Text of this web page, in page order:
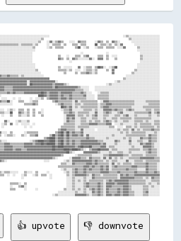
░░▒▒  ░░░░    ░░  ░░      ░░  ░░░░▒▒  ▒▒▓▓▓▓▓▓▒▒▓▓▓▓▒▒▓▓▒▒▒▒▒▒▒▒▒▒░░░░░░  ▒▒▒▒▒▒▒▒░░░░░░░░░░░░░░░░░░░░░░░░░░░░░░░░░░░░
  ▒▒▓▓▓▓░░▓▓░░░░▒▒▒▒░░▒▒▓▓▓▓▒▒▒▒▒▒▒▒▓▓██▒▒▒▒▒▒▒▒▓▓░░▒▒▒▒░░▓▓▓▓▓▓▒▒▒▒░░          ▓▓▒▒▒▒██░░    ▒▒▒▒    ░░▒▒▒▒          ▒▒▓▓▒▒▒▒▒▒▒▒▒▒░░▓▓░░▒▒▒▒▒▒▒▒▒▒▒▒  ░░▓▓▓▓▒▒▒▒▒▒▒▒▒▒▒▒▒▒▒▒▒▒░░░░░░░░▒▒▒▒▒▒▒▒▒▒
  ▓▓▓▓▓▓░░▓▓░░░░░░▒▒▒▒▒▒▒▒▓▓▒▒▒▒▒▒▓▓▒▒▓▓▓▓▒▒▒▒▓▓▒▒▓▓▒▒░░▒▒░░▓▓▓▓▒▒              ░░░░░░░░░░        ▒▒▒▒▒▒▓▓▒▒            ░░▒▒▓▓▒▒▒▒▒▒░░▒▒▒▒░░▒▒▒▒▒▒▒▒▒▒░░▒▒▒▒▓▓▓▓▒▒▒▒▒▒▒▒▒▒▒▒▒▒▒▒░░░░░░░░░░▒▒▒▒▒▒▒▒
  ▓▓▓▓▓▓░░▓▓░░░░░░░░▒▒▒▒▓▓▒▒▒▒▓▓▒▒░░▒▒░░▒▒▓▓▒▒▓▓▒▒▒▒▓▓▒▒▒▒░░▒▒▓▓                                                            ██▓▓▒▒▓▓░░▒▒░░▒▒▒▒▒▒▒▒▒▒▒▒░░▒▒▓▓▓▓▒▒▒▒▒▒▒▒▒▒▒▒▒▒▒▒░░░░░░░░▒▒▒▒▒▒▒▒▒▒▒▒
  ▓▓▓▓▓▓░░▒▒░░░░▒▒░░▒▒▓▓▒▒▒▒▒▒░░░░░░▓▓░░░░▒▒▒▒▒▒▓▓▒▒▒▒▒▒░░░░░░              ░░░░░░░░  ░░▒▒░░  ▒▒▒▒  ▒▒  ▒▒    ░░            ░░▒▒▒▒▓▓░░░░░░░░▒▒▒▒▒▒░░▒▒░░░░▓▓▓▓▓▓▒▒▓▓▒▒▒▒░░▒▒▓▓▒▒░░░░░░░░▒▒▒▒░░▒▒▒▒
  ▓▓▓▓▓▓▒▒▓▓▓▓▒▒▓▓▒▒▓▓▒▒▒▒▒▒▓▓▓▓▒▒░░▒▒░░▒▒▓▓▒▒▒▒▒▒▓▓▒▒▒▒░░░░░░              ▒▒▓▓▒▒▒▒░░░░██    ▓▓▒▒░░▒▒  ▒▒  ▒▒░░              ▒▒▒▒▓▓▒▒░░▒▒▒▒▒▒▒▒░░░░▓▓░░░░▒▒▓▓▒▒░░░░▒▒▓▓░░░░░░░░▒▒▒▒▒▒▒▒▒▒▓▓░░▒▒▓▓
░░░░░░░░░░▓▓▒▒░░▓▓▒▒▒▒▒▒▓▓▒▒░░░░▒▒▒▒░░▒▒░░░░▒▒▒▒▒▒▒▒▓▓░░░░▒▒                ░░░░  ░░    ▒▒    ▒▒░░░░▒▒  ▒▒    ▒▒              ░░▓▓▓▓▓▓░░▒▒▒▒░░▒▒░░▒▒▓▓░░░░▒▒▒▒░░░░▒▒▒▒░░▒▒▓▓░░░░▒▒░░░░░░░░▒▒░░░░▒▒
▒▒▒▒▒▒▒▒▓▓▓▓▓▓▒▒▒▒▒▒▒▒▒▒▒▒  ▒▒▓▓▓▓▒▒▒▒░░▒▒▒▒▒▒▒▒▒▒▒▒▒▒▓▓████                                                                  ░░▓▓▒▒▓▓░░░░▒▒▒▒░░░░▒▒▒▒░░░░▒▒░░░░▒▒▒▒░░▒▒▒▒▒▒▒▒░░▒▒▒▒▒▒▒▒▒▒▒▒░░░░░░
▒▒▒▒▒▒▒▒▒▒▓▓░░▒▒▒▒▒▒▒▒▒▒░░░░░░████░░▒▒  ████▒▒▓▓░░▒▒▒▒▒▒▒▒▓▓░░                      ▓▓░░    ░░▒▒░░░░▒▒                        ░░▓▓▒▒▒▒░░░░▒▒▒▒░░▒▒░░▒▒▒▒░░▒▒▓▓▒▒░░▒▒░░░░▒▒▒▒░░░░▒▒▒▒▒▒░░▒▒░░░░▒▒▒▒
▒▒▒▒▒▒▓▓▓▓▒▒▒▒▒▒▒▒▒▒▓▓░░░░░░▒▒▒▒░░░░░░▒▒░░▓▓▓▓░░░░▓▓▒▒▒▒▒▒▒▒▒▒                    ░░▒▒  ▓▓  ░░  ░░░░░░  ░░                    ▒▒▒▒▒▒▒▒░░░░▒▒▒▒▒▒▓▓▓▓▓▓▒▒▒▒▒▒▓▓▓▓  ░░░░▒▒░░░░░░░░▒▒░░▒▒▒▒▒▒▒▒░░▒▒▒▒
▓▓▒▒▓▓▓▓▒▒▒▒▒▒▒▒▒▒▒▒▒▒░░░░░░▒▒▒▒░░░░░░▒▒▒▒▒▒░░░░░░▒▒▒▒▒▒▒▒▒▒▒▒░░                  ░░              ░░  ░░                    ▒▒▒▒▒▒▒▒▒▒░░▒▒▒▒▒▒▒▒░░░░░░░░░░░░░░▒▒▒▒  ░░░░  ▒▒▒▒░░▒▒░░▒▒▒▒▒▒▒▒▒▒░░▒▒
▒▒▒▒▓▓▒▒▒▒▒▒▒▒▒▒▒▒▓▓▒▒░░░░░░▒▒░░░░░░░░▒▒░░░░░░░░░░░░▓▓▒▒▒▒▒▒▒▒▒▒░░                                                        ▒▒▓▓▓▓▒▒▒▒▒▒░░░░▓▓░░░░░░░░  ░░░░░░░░░░░░░░▒▒░░▒▒▒▒░░▓▓░░▒▒░░▒▒▒▒▒▒▓▓▒▒▒▒
░░▓▓▓▓▒▒▒▒▒▒▒▒▒▒▒▒▓▓░░░░░░▓▓░░░░░░░░░░▒▒░░░░░░░░░░░░▒▒▒▒▒▒▒▒▒▒▒▒▒▒▒▒            ▓▓░░░░  ▒▒        ░░▒▒▒▒▒▒▒▒            ▒▒▓▓██▒▒██▒▒▓▓▒▒▒▒▓▓░░░░░░░░░░░░░░░░░░░░░░░░░░▒▒░░▒▒░░▒▒▒▒▒▒▒▒▒▒░░░░░░▒▒░░
▒▒██▓▓▒▒▒▒▒▒▒▒▒▒▒▒▓▓▒▒░░░░▓▓▒▒▒▒▒▒▒▒▓▓██▒▒▓▓░░░░░░▒▒▒▒▒▒▒▒▒▒▒▒▒▒▒▒▓▓██          ▒▒  ░░▒▒▒▒░░    ▒▒░░  ▒▒▒▒▓▓        ▒▒██▒▒▓▓██▒▒██▒▒▓▓▓▓▒▒▓▓░░▓▓░░░░░░░░░░░░░░░░▒▒░░░░░░░░▒▒▒▒▒▒▒▒▒▒▒▒▒▒░░▓▓▒▒▒▒░░
▒▒▓▓████▒▒▒▒▒▒▒▒▒▒▓▓▓▓▒▒░░▒▒▓▓▒▒▒▒▓▓▒▒▓▓░░░░░░▒▒░░▒▒▒▒▒▒▒▒▒▒▒▒▒▒▒▒░░                                            ▒▒▓▓████▒▒▓▓▓▓▒▒▓▓▒▒▒▒▒▒▒▒▒▒▒▒▓▓▒▒▒▒░░░░░░░░▒▒░░░░░░░░░░▒▒░░▒▒░░░░░░▓▓▒▒▒▒▓▓▒▒▒▒░░
▒▒▓▓████▒▒▒▒▒▒▒▒▒▒▒▒▓▓░░░░░░▒▒▓▓▒▒▓▓▓▓░░░░▒▒░░▒▒▒▒▒▒▒▒▒▒▒▒▒▒▒▒░░      ░░▒▒▓▓▓▓▒▒▒▒░░░░                ░░▒▒▓▓████▓▓▓▓████▒▒▓▓██▒▒▓▓▒▒▓▓▒▒▒▒▓▓▓▓▓▓▓▓▓▓▓▓▒▒▒▒░░░░░░░░▓▓▒▒░░░░░░▓▓░░░░▒▒▒▒░░░░▓▓▒▒▒▒░░
▒▒██████▒▒▒▒▒▒▒▒▒▒▒▒▒▒░░░░░░░░▒▒▓▓▒▒░░▒▒░░░░░░░░▓▓▒▒▒▒▒▒▒▒░░▒▒▒▒▒▒▒▒▓▓██▓▓▓▓▓▓▒▒▒▒▒▒▓▓▓▓▒▒▒▒▒▒▒▒▒▒▓▓▓▓▓▓▒▒▓▓▓▓██▓▓██████▒▒▓▓██▒▒▓▓▒▒▓▓▒▒▒▒▓▓▓▓▓▓▓▓▓▓▓▓▓▓▒▒▓▓░░░░░░▒▒░░░░░░░░▒▒░░░░░░▓▓▒▒▓▓▓▓▒▒░░░░
▒▒▓▓██▓▓▒▒▒▒▒▒▒▒▒▒▒▒▒▒░░░░░░░░░░▒▒░░░░░░░░░░░░░░▓▓▒▒▒▒▒▒▒▒▒▒▒▒▒▒▒▒▒▒████▒▒▒▒▒▒▒▒▒▒▒▒▓▓▓▓▓▓▒▒▒▒▒▒▒▒▓▓▓▓▓▓▓▓▓▓▓▓▓▓▓▓▓▓▓▓██▓▓████▓▓▓▓▓▓▓▓▒▒▓▓██▓▓▓▓██▒▒▒▒▒▒▓▓▓▓░░▒▒▒▒░░░░░░░░░░░░▒▒░░░░░░▓▓▓▓▓▓▒▒░░░░
▒▒▓▓▓▓▓▓▒▒▒▒▒▒▒▒▒▒▒▒▒▒░░░░░░░░▒▒▒▒░░░░░░▒▒░░░░░░▓▓▒▒▒▒▒▒▒▒▒▒▒▒▒▒▒▒▒▒████▒▒▒▒▒▒▒▒▒▒▒▒▓▓▓▓▓▓▒▒▓▓▓▓▒▒▒▒▓▓▓▓▓▓▓▓▓▓▓▓▓▓▓▓▓▓██▓▓▓▓▓▓████▓▓████▓▓▒▒░░  ▒▒▓▓▓▓██▓▓▓▓▓▓░░▒▒▒▒░░░░░░░░▒▒▒▒▒▒▒▒░░▒▒▒▒▓▓▒▒▒▒░░
▓▓▒▒▓▓▓▓▒▒▒▒▒▒▒▒▒▒▒▒▓▓░░░░▒▒░░░░░░▒▒▒▒░░▓▓░░░░▓▓▒▒▒▒▒▒▒▒▒▒▒▒▒▒▒▒▒▒▒▒██▓▓▓▓▓▓▓▓▓▓▓▓▓▓▓▓▓▓▓▓▓▓▓▓▓▓▓▓▓▓▓▓▓▓▓▓▓▓▓▓▓▓▓▓▓▓▓▓▓▓▓▓▓▓▓▓▓▓██▒▒░░      ▓▓▓▓▓▓▓▓▓▓▒▒░░░░░░▒▒░░░░▒▒▒▒░░░░▒▒░░░░░░░░░░▒▒▓▓▒▒▒▒░░
▒▒▒▒▒▒▒▒▓▓▒▒▒▒▒▒▒▒▒▒▒▒▒▒▒▒░░░░░░░░░░░░░░░░▓▓▒▒▒▒▒▒▒▒▒▒▒▒▒▒▒▒▒▒▓▓▓▓▓▓██▓▓▓▓▓▓▓▓▓▓▓▓▓▓▓▓▓▓▓▓▓▓▓▓▓▓▓▓▓▓▓▓▓▓▓▓▓▓▓▓▓▓▓▓▓▓▓▓▓▓▓▓▓▓▒▒        ░░▒▒▒▒▒▒▒▒▒▒░░░░░░░░▒▒▒▒▓▓▓▓▓▓▓▓▓▓▒▒▒▒░░▒▒▒▒▒▒▒▒░░▒▒▒▒▒▒▒▒░░
▒▒▒▒▒▒▒▒▓▓▒▒▓▓▒▒▒▒▒▒▒▒▒▒▓▓░░░░░░░░░░░░░░▒▒▒▒▒▒▒▒▒▒▒▒▒▒▒▒▒▒▒▒▒▒▓▓▓▓██▓▓▓▓▓▓▓▓▓▓▓▓▓▓▓▓▓▓▓▓▓▓▓▓▓▓▓▓▓▓▓▓▓▓▓▓▓▓▓▓▓▓▓▓▓▓▓▓▓▓▒▒░░        ░░▓▓▓▓▓▓▒▒▒▒░░▓▓▒▒▒▒▒▒░░▓▓░░▓▓░░▒▒░░▒▒░░░░▒▒▒▒▒▒▒▒▓▓▓▓▓▓▓▓▓▓▒▒▒▒
░░░░░░░░░░▒▒▓▓▓▓▒▒▒▒▒▒▒▒▒▒▒▒░░░░░░░░▒▒▓▓▓▓▒▒▒▒▒▒▒▒▒▒▒▒▒▒▒▒▒▒▓▓▓▓▓▓▓▓▓▓▓▓▓▓▓▓▒▒▒▒▓▓▒▒░░                          ░░░░          ░░▒▒░░▓▓▓▓▓▓▓▓▓▓▓▓▓▓▒▒▓▓▒▒▒▒░░▒▒░░▒▒▒▒░░░░░░▓▓░░░░▒▒▒▒▒▒░░▒▒▒▒▒▒▒▒▒▒
▒▒▒▒▒▒▒▒▒▒▒▒▒▒▒▒▒▒▓▓▒▒▒▒▒▒▒▒▒▒▓▓▓▓▒▒▒▒▒▒▒▒▒▒▒▒▒▒▒▒▒▒▒▒▓▓▓▓▒▒▒▒▒▒▒▒▒▒▒▒▒▒░░▒▒▒▒░░                                            ▒▒▒▒░░░░▓▓▒▒▒▒▒▒▒▒▓▓▓▓▒▒▓▓▒▒▒▒▒▒▒▒░░▓▓░░▒▒░░▒▒▒▒▒▒░░▒▒▒▒▒▒▒▒▓▓▒▒▒▒▒▒░░
▒▒▒▒▒▒▒▒▒▒▒▒▒▒▒▒▒▒▓▓▒▒▒▒▒▒▒▒▒▒▒▒▒▒▒▒▒▒▒▒▒▒▒▒▒▒▒▒▓▓▓▓▒▒▒▒▒▒▒▒▒▒▒▒▒▒▒▒▒▒▒▒▒▒                                                ▒▒▒▒▒▒▒▒▒▒▒▒▒▒▒▒▒▒▓▓▓▓▒▒▓▓▒▒▒▒▓▓▒▒▓▓░░▒▒▓▓▒▒▒▒▒▒▒▒▒▒▓▓▓▓▒▒▒▒▒▒▓▓▒▒▒▒▒▒░░
▒▒▒▒▒▒▒▒▒▒▒▒▒▒▒▒▒▒▒▒▓▓▒▒▓▓▒▒▒▒▒▒▒▒▒▒▒▒▒▒▒▒▒▒▒▒▓▓▒▒░░▒▒▒▒▒▒▒▒▒▒▒▒▒▒▒▒▒▒░░                                                    ░░▒▒░░░░▒▒▓▓▒▒▒▒▓▓▒▒▓▓▒▒▒▒▒▒▓▓▒▒▓▓░░▒▒▒▒▒▒▒▒▒▒▓▓▒▒▒▒▒▒░░░░░░▓▓▒▒▒▒▒▒░░
▒▒▒▒▒▒▒▒▒▒▒▒░░▒▒░░▒▒▒▒▓▓▓▓▓▓▒▒▒▒▒▒▒▒▒▒▓▓▒▒▓▓▓▓░░░░▓▓▒▒░░░░▒▒▒▒▒▒▒▒░░░░          ▒▒░░▒▒▒▒░░░░░░    ▒▒░░░░  ▒▒      ░░          ░░▒▒░░▒▒▓▓▒▒▒▒▓▓▒▒▒▒▒▒▒▒▒▒▓▓▓▓▓▓▒▒▒▒▒▒▓▓▒▒▒▒▒▒▒▒▒▒▓▓▒▒▒▒▒▒▓▓▒▒▒▒▓▓▒▒
▒▒▒▒▒▒▒▒▒▒░░▒▒░░░░▒▒░░▒▒░░░░▒▒▓▓▒▒▓▓▒▒▒▒░░░░░░░░░░░░░░░░▓▓▓▓░░░░░░▒▒          ░░▒▒▒▒  ░░  ░░    ░░▒▒    ░░▒▒  ▒▒▒▒  ░░          ▒▒░░▒▒▓▓▓▓▓▓▓▓▒▒░░▓▓▒▒▒▒░░▒▒▒▒▒▒▒▒▒▒░░▓▓▒▒▓▓▒▒▒▒▓▓▓▓▓▓▓▓▓▓▓▓▓▓▓▓▓▓
▒▒▒▒▒▒▒▒▒▒░░░░▒▒▒▒░░░░▒▒░░░░░░░░░░░░░░▒▒░░░░▓▓░░░░▒▒▒▒▒▒░░░░▒▒▓▓░░░░                            ░░                  ░░          ░░░░▒▒░░░░░░▒▒░░░░▓▓▒▒▒▒▒▒▒▒▒▒▒▒▒▒▒▒░░▓▓▓▓▓▓▓▓▓▓▒▒▒▒▒▒░░▒▒░░▓▓▒▒▒▒
▒▒▒▒▒▒▒▒▒▒░░░░░░▒▒▒▒▒▒▒▒░░▒▒░░▒▒▓▓▓▓██▓▓░░░░▓▓░░▒▒░░░░░
👍 upvote 👎 downvote